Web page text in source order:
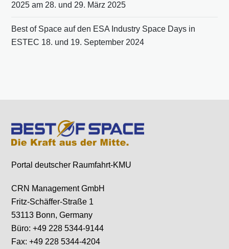
2025 am 28. und 29. März 2025
Best of Space auf den ESA Industry Space Days in
ESTEC 18. und 19. September 2024
Portal deutscher Raumfahrt-KMU
CRN Management GmbH
Fritz-Schäffer-Straße 1
53113 Bonn, Germany
Büro: +49 228 5344-9144
Fax: +49 228 5344-4204